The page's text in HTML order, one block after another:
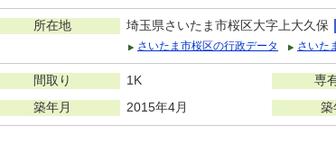
所在地 埼玉県さいたま市桜区大字上大久保
さいたま市桜区の行政データ
さいた
間取り 1K 専
築年月 2015年4月 築